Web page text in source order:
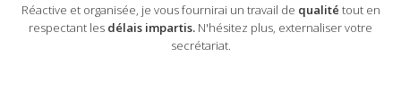
Réactive et organisée, je vous fournirai un travail de qualité tout en
respectant les délais impartis. N'hésitez plus, externaliser votre
secrétariat.